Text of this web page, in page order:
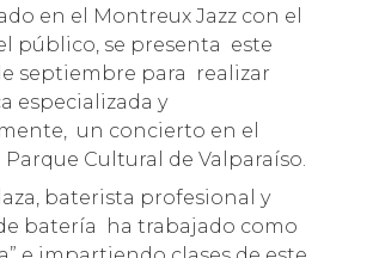
en el Montreux Jazz con el
público, se presenta este
septiembre para realizar
especializada y
un concierto en el
Cultural de Valparaíso.
baterista profesional y
batería ha trabajado como